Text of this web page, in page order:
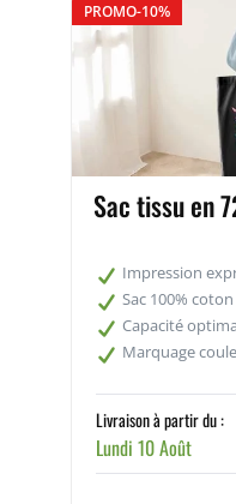
sac en tissu
sac
PROMO-10%
Sac tissu en
Impression
Sac 100%
Capacité
Marquage
Livraison à partir du :
Lundi 10 Août